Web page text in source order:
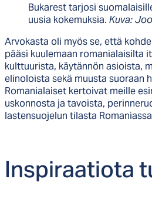
Bukarest tarjosi
uusia kokemuksia. Kuva:
Arvokasta oli myös se, että
pääsi kuulemaan romanialaisilta
kulttuurista, käytännön asioista,
elinoloista sekä muusta suoraan
Romanialaiset kertoivat meille
uskonnosta ja tavoista,
lastensuojelun tilasta
Ins­pi­raa­tio­ta